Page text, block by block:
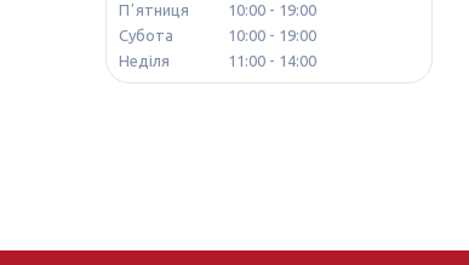
Пʼятниця
10:00
19:00
Субота
10:00
19:00
Неділя
11:00 14:00